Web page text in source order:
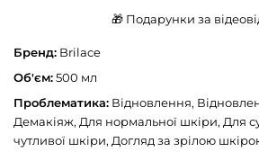
🎁 Подарунки за
Бренд: Brilace
Об'єм:500 мл
Проблематика: Відновлення,
Демакіяж, Для нормальної шкіри, Для
чутливої шкіри, Догляд за зрілою